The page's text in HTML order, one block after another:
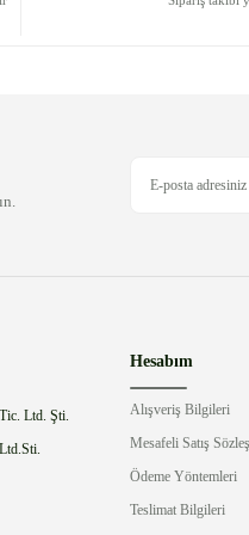
Ltd. Şti.
Hesabım
Alışveriş Bilgileri
Mesafeli Satış
Ödeme Yöntemleri
Teslimat Bilgileri